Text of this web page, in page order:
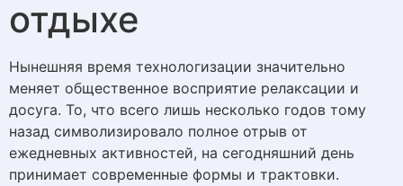
отдыхе
Нынешняя время технологизации значительно
меняет общественное восприятие релаксации и
досуга. То, что всего лишь несколько годов тому
назад символизировало полное отрыв от
ежедневных активностей, на сегодняшний день
принимает современные формы и трактовки.